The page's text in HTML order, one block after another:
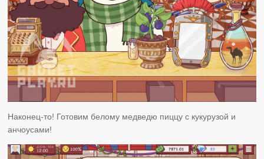
Наконец-то! Готовим белому медведю пиццу с кукурузой и
анчоусами!